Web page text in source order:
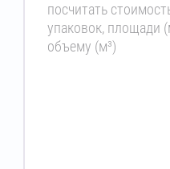
посчитать
упаковок, площади
объему (м³)